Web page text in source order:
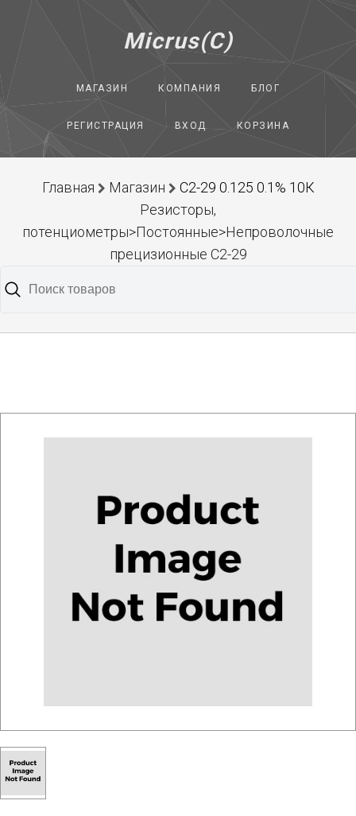
Micrus(C)
МАГАЗИН КОМПАНИЯ БЛОГ
РЕГИСТРАЦИЯ ВХОД КОРЗИНА
Главная Магазин
С2-29 0.125 0.1% 10К
Резисторы,
потенциометры>Постоянные>Непроволочные
прецизионные С2-29